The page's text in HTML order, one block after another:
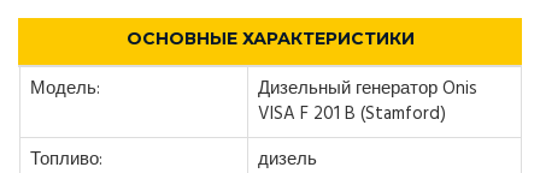
ОСНОВНЫЕ ХАРАКТЕРИСТИКИ
Модель:
Дизельный генератор Onis
VISA F 201 B (Stamford)
Топливо:
дизель